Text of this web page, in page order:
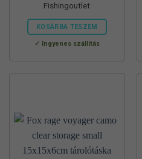
was:
490 Ft.
990 Ft.
Fishingoutlet
KOSÁRBA TESZEM
Ingyenes szállítás